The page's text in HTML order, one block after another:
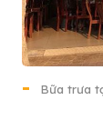
Bữa trưa